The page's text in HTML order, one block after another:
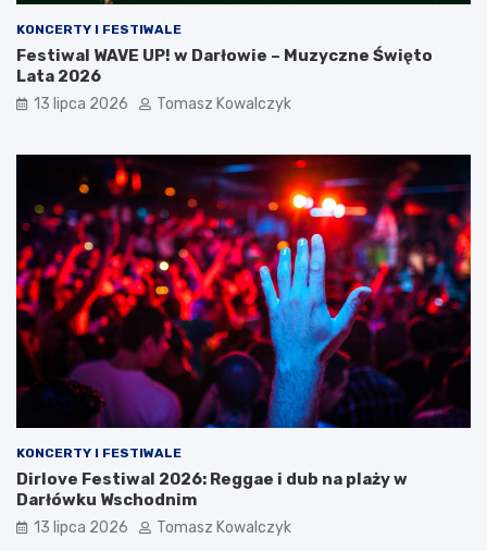
KONCERTY I FESTIWALE
Festiwal WAVE UP! w Darłowie – Muzyczne Święto
Lata 2026
13 lipca 2026 Tomasz Kowalczyk
KONCERTY I FESTIWALE
Dirlove Festiwal 2026: Reggae i dub na plaży w
Darłówku Wschodnim
13 lipca 2026 Tomasz Kowalczyk